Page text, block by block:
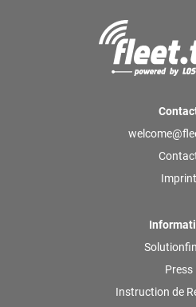
Imprint
Press
Instruction de